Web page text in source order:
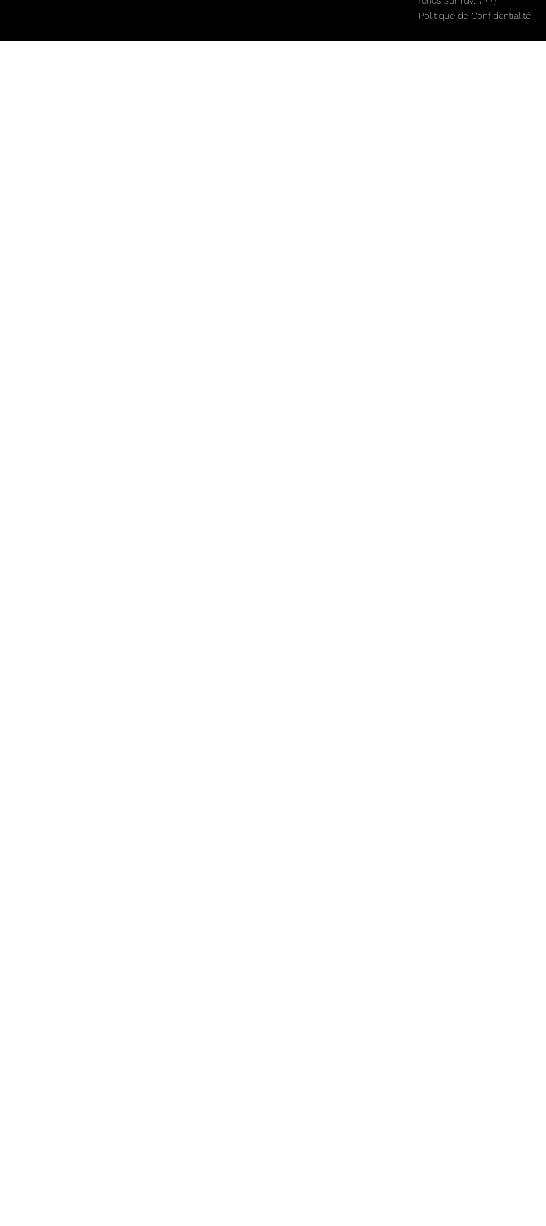
Politique de Confidentialité​